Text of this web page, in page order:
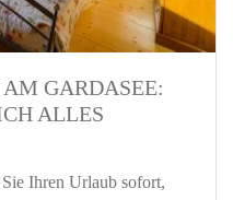
GARDASEE:
ALLES
Ihren Urlaub sofort,